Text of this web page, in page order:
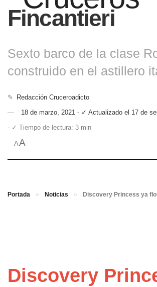
Fincantieri
Sexto barco de la clase
construido en el astillero
✎
Redacción Cruceroadicto
18 de marzo, 2021 - ✓ Actualizado el 17 de
- ✓ Tiempo de lectura: 3 min
AA
Portada » Noticias » Discovery Princess ya
Discovery